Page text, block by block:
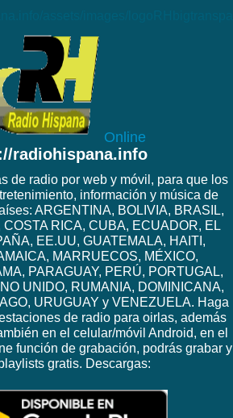
assets/images/
Online
radiohispana.info
de radio por web y móvil, para que los
información y música de
ARGENTINA, BOLIVIA, BRASIL,
RICA, CUBA, ECUADOR, EL
EE.UU, GUATEMALA, HAITI,
MARRUECOS, MÉXICO,
PARAGUAY, PERÚ, PORTUGAL,
UNIDO, RUMANIA, DOMINICANA,
URUGUAY y VENEZUELA. Haga
de radio para oirlas, además
en el celular/móvil Android, en el
función de grabación, podrás grabar y
gratis. Descargas: